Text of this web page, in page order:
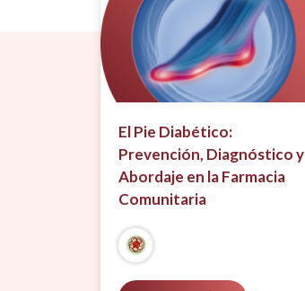
El Pie Diabético:
Prevención, Diagnóstico y
Abordaje en la Farmacia
Comunitaria